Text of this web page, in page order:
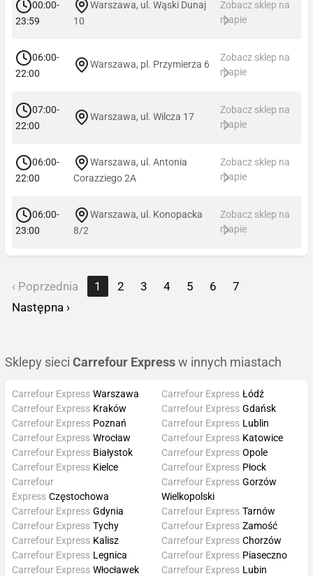
00:00-
23:59
Warszawa, ul. Wąski Dunaj
10
Zobacz sklep na
mapie
06:00-
22:00
Warszawa, pl. Przymierza 6
Zobacz sklep na
mapie
07:00-
22:00
Warszawa, ul. Wilcza 17
Zobacz sklep na
mapie
06:00-
22:00
Warszawa, ul. Antonia
Corazziego 2A
Zobacz sklep na
mapie
06:00-
23:00
Warszawa, ul. Konopacka
8/2
Zobacz sklep na
mapie
‹ Poprzednia 1 2 3 4 5 6
7
Następna ›
Sklepy sieci Carrefour Express w innych miastach
Carrefour Express Warszawa
Carrefour Express Kraków
Carrefour Express Poznań
Carrefour Express Wrocław
Carrefour Express Łódź
Carrefour Express Gdańsk
Carrefour Express Lublin
Carrefour Express Katowice
Carrefour Express Białystok
Carrefour Express Kielce
Carrefour
Express Częstochowa
Carrefour Express Gdynia
Carrefour Express Opole
Carrefour Express Płock
Carrefour Express Gorzów
Wielkopolski
Carrefour Express Tarnów
Carrefour Express Tychy
Carrefour Express Kalisz
Carrefour Express Legnica
Carrefour Express Włocławek
Carrefour Express Zamość
Carrefour Express Chorzów
Carrefour Express Piaseczno
Carrefour Express Lubin